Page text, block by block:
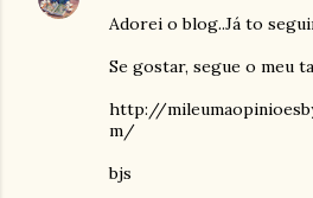
Adorei o blog..Já to
Se gostar, segue o meu
http://
m/
bjs